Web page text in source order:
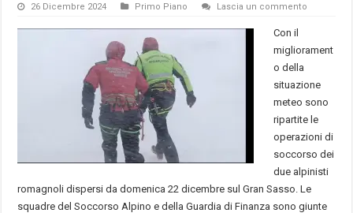
26 Dicembre 2024 Primo Piano Lascia un commento
Con il
migliorament
o della
situazione
meteo sono
ripartite le
operazioni di
soccorso dei
due alpinisti
romagnoli dispersi da domenica 22 dicembre sul Gran Sasso. Le
squadre del Soccorso Alpino e della Guardia di Finanza sono giunte